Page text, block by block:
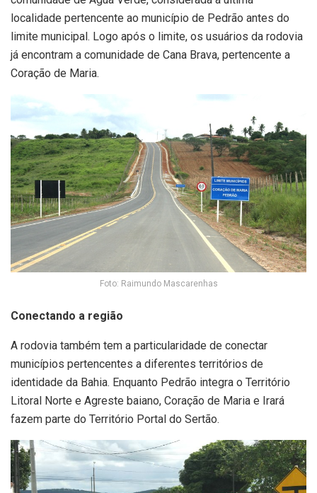
localidade pertencente ao município de Pedrão antes do
limite municipal. Logo após o limite, os usuários da rodovia
já encontram a comunidade de Cana Brava, pertencente a
Coração de Maria.
Foto: Raimundo Mascarenhas
Conectando a região
A rodovia também tem a particularidade de conectar
municípios pertencentes a diferentes territórios de
identidade da Bahia. Enquanto Pedrão integra o Território
Litoral Norte e Agreste baiano, Coração de Maria e Irará
fazem parte do Território Portal do Sertão.